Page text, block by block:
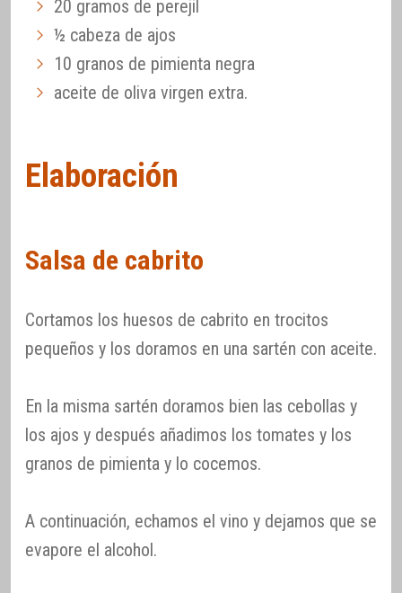
20 gramos de perejil
½ cabeza de ajos
10 granos de pimienta negra
aceite de oliva virgen extra.
Elaboración
Salsa de cabrito
Cortamos los huesos de cabrito en trocitos
pequeños y los doramos en una sartén con aceite.
En la misma sartén doramos bien las cebollas y
los ajos y después añadimos los tomates y los
granos de pimienta y lo cocemos.
A continuación, echamos el vino y dejamos que se
evapore el alcohol.